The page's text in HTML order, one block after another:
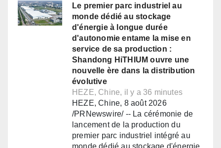
Le premier parc industriel au
monde dédié au stockage
d'énergie à longue durée
d'autonomie entame la mise en
service de sa production :
Shandong HiTHIUM ouvre une
nouvelle ère dans la distribution
évolutive
HEZE, Chine, il y a 36 minutes
HEZE, Chine, 8 août 2026
/PRNewswire/ -- La cérémonie de
lancement de la production du
premier parc industriel intégré au